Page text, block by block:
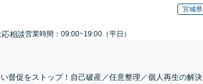
宮城県
相談営業時間：09:00~19:00（平日）
督促をストップ！自己破産／任意整理／個人再生の解決